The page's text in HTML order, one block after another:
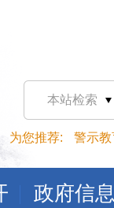
本站检索
为您推荐: 警示教
政府信